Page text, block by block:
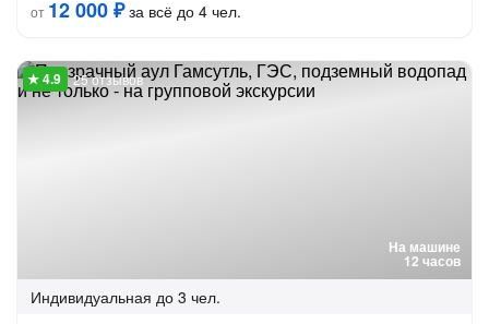
от 12 000 ₽за всё до 4 чел.
На машине
12 часов
25 отзывов
Индивидуальная до 3 чел.